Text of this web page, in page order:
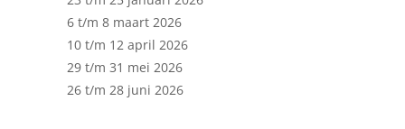
6 t/m 8 maart 2026
10 t/m 12 april 2026
29 t/m 31 mei 2026
26 t/m 28 juni 2026